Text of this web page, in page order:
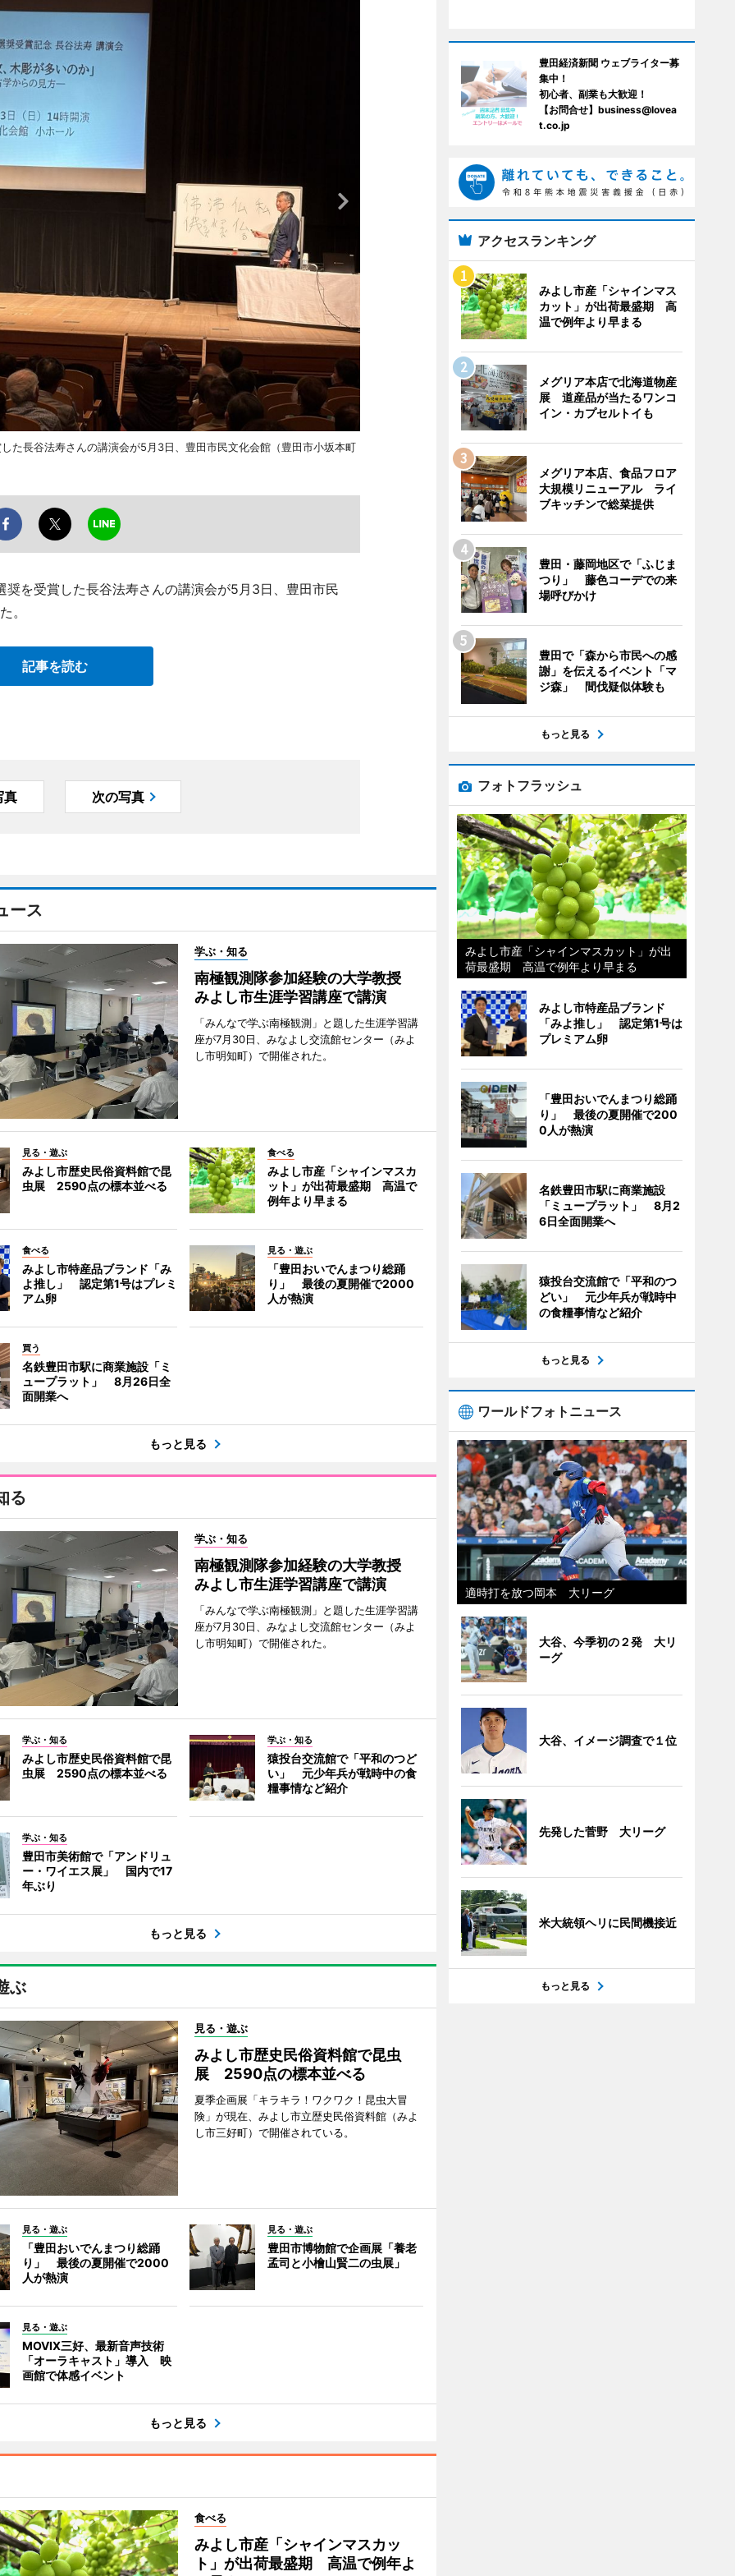
た長谷法寿さんの講演会が5月3日、豊田市民文化会館（豊田市小坂本町
を受賞した長谷法寿さんの講演会が5月3日、豊田市民
。
記事を読む
真 次の写真
ース
学ぶ・知る
南極観測隊参加経験の大学教授
みよし市生涯学習講座で講演
「みんなで学ぶ南極観測」と題した生涯学習講
座が7月30日、みなよし交流館センター（みよ
し市明知町）で開催された。
見る・遊ぶ
みよし市歴史民俗資料館で昆
虫展 2590点の標本並べる
食べる
みよし市産「シャインマスカ
ット」が出荷最盛期 高温で
例年より早まる
食べる
みよし市特産品ブランド「み
よ推し」 認定第1号はプレミ
アム卵
見る・遊ぶ
「豊田おいでんまつり総踊
り」 最後の夏開催で2000
人が熱演
買う
名鉄豊田市駅に商業施設「ミ
ュープラット」 8月26日全
面開業へ
もっと見る
る
学ぶ・知る
南極観測隊参加経験の大学教授
みよし市生涯学習講座で講演
「みんなで学ぶ南極観測」と題した生涯学習講
座が7月30日、みなよし交流館センター（みよ
し市明知町）で開催された。
学ぶ・知る
みよし市歴史民俗資料館で昆
虫展 2590点の標本並べる
学ぶ・知る
猿投台交流館で「平和のつど
い」 元少年兵が戦時中の食
糧事情など紹介
学ぶ・知る
豊田市美術館で「アンドリュ
ー・ワイエス展」 国内で17
年ぶり
もっと見る
ぶ
見る・遊ぶ
みよし市歴史民俗資料館で昆虫
展 2590点の標本並べる
夏季企画展「キラキラ！ワクワク！昆虫大冒
険」が現在、みよし市立歴史民俗資料館（みよ
し市三好町）で開催されている。
見る・遊ぶ
「豊田おいでんまつり総踊
り」 最後の夏開催で2000
人が熱演
見る・遊ぶ
豊田市博物館で企画展「養老
孟司と小檜山賢二の虫展」
見る・遊ぶ
MOVIX三好、最新音声技術
「オーラキャスト」導入 映
画館で体感イベント
もっと見る
食べる
みよし市産「シャインマスカッ
ト」が出荷最盛期 高温で例年よ
豊田経済新聞 ウェブライター募
集中！
初心者、副業も大歓迎！
【お問合せ】business@lovea
t.co.jp
アクセスランキング
みよし市産「シャインマス
カット」が出荷最盛期 高
温で例年より早まる
メグリア本店で北海道物産
展 道産品が当たるワンコ
イン・カプセルトイも
メグリア本店、食品フロア
大規模リニューアル ライ
ブキッチンで総菜提供
豊田・藤岡地区で「ふじま
つり」 藤色コーデでの来
場呼びかけ
豊田で「森から市民への感
謝」を伝えるイベント「マ
ジ森」 間伐疑似体験も
もっと見る
フォトフラッシュ
みよし市産「シャインマスカット」が出
荷最盛期 高温で例年より早まる
みよし市特産品ブランド
「みよ推し」 認定第1号は
プレミアム卵
「豊田おいでんまつり総踊
り」 最後の夏開催で200
0人が熱演
名鉄豊田市駅に商業施設
「ミュープラット」 8月2
6日全面開業へ
猿投台交流館で「平和のつ
どい」 元少年兵が戦時中
の食糧事情など紹介
もっと見る
ワールドフォトニュース
適時打を放つ岡本 大リーグ
大谷、今季初の２発 大リ
ーグ
大谷、イメージ調査で１位
先発した菅野 大リーグ
米大統領ヘリに民間機接近
もっと見る